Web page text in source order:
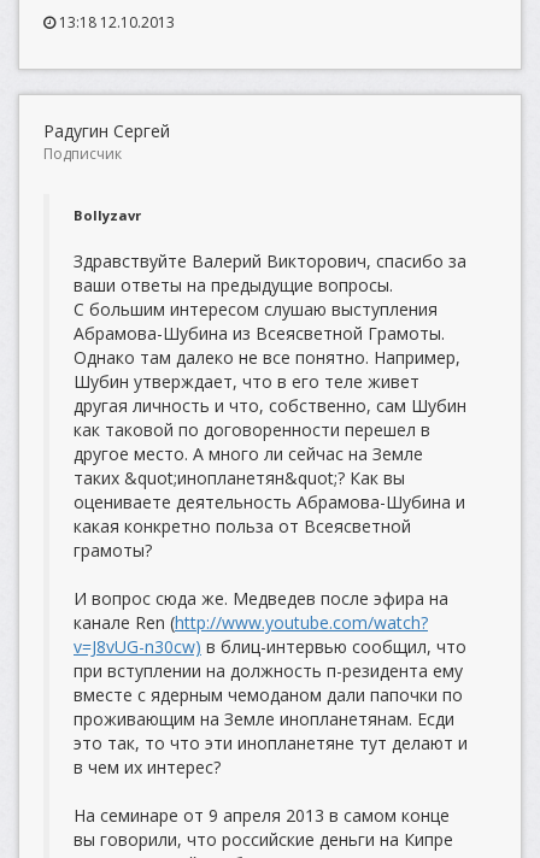
13:18 12.10.2013
Радугин Сергей
Подписчик
Bollyzavr
Здравствуйте Валерий Викторович, спасибо за
ваши ответы на предыдущие вопросы.
С большим интересом слушаю выступления
Абрамова-Шубина из Всеясветной Грамоты.
Однако там далеко не все понятно. Например,
Шубин утверждает, что в его теле живет
другая личность и что, собственно, сам Шубин
как таковой по договоренности перешел в
другое место. А много ли сейчас на Земле
таких &quot;инопланетян&quot;? Как вы
оцениваете деятельность Абрамова-Шубина и
какая конкретно польза от Всеясветной
грамоты?
И вопрос сюда же. Медведев после эфира на
канале Ren (http://www.youtube.com/watch?
v=J8vUG-n30cw) в блиц-интервью сообщил, что
при вступлении на должность п-резидента ему
вместе с ядерным чемоданом дали папочки по
проживающим на Земле инопланетянам. Есди
это так, то что эти инопланетяне тут делают и
в чем их интерес?
На семинаре от 9 апреля 2013 в самом конце
вы говорили, что российские деньги на Кипре